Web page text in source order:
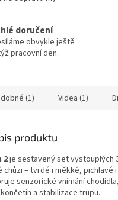
doručení
obvykle ještě
pracovní den.
(1) Videa (1)
produktu
2je sestavený set vystouplých
– tvrdé i měkké, pichlavé
senzorické vnímání
a stabilizace trupu.